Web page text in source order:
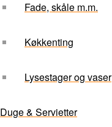
Fade, skåle m.m.
Køkkenting
Lysestager og vaser
Duge & Servietter